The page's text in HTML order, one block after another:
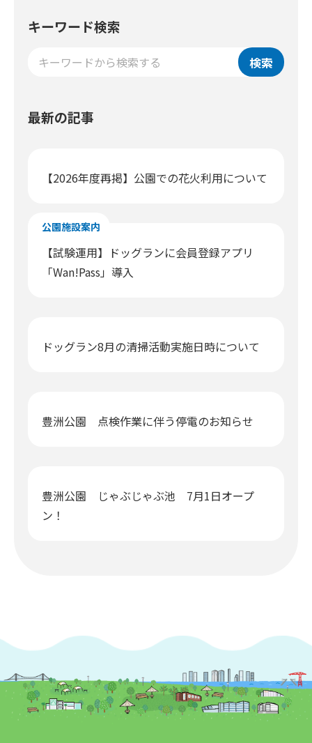
キーワード検索
検索
最新の記事
【2026年度再掲】公園での花火利用について
公園施設案内
【試験運用】ドッグランに会員登録アプリ
「Wan!Pass」導入
ドッグラン8月の清掃活動実施日時について
豊洲公園 点検作業に伴う停電のお知らせ
豊洲公園 じゃぶじゃぶ池 7月1日オープ
ン！